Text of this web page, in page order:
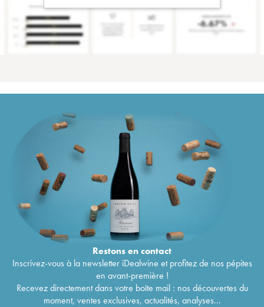
Restons encontact
Inscrivez-vous à la newsletter iDealwine et profitez de nos pépites
en avant-première !
Recevez directement dans votre boîte mail : nos découvertes du
moment, ventes exclusives, actualités, analyses...